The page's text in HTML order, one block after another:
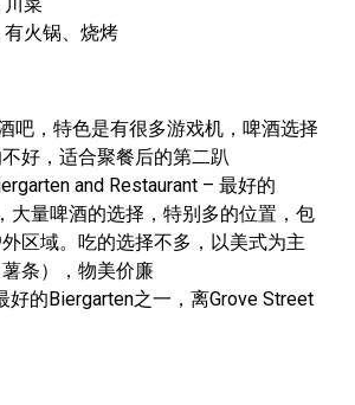
火锅、烧烤
吧，特色是有很多游戏机，啤酒选择
好，适合聚餐后的第二趴
and Restaurant – 最好的
大量啤酒的选择，特别多的位置，包
区域。吃的选择不多，以美式为主
薯条），物美价廉
好的Biergarten之一，离Grove Street